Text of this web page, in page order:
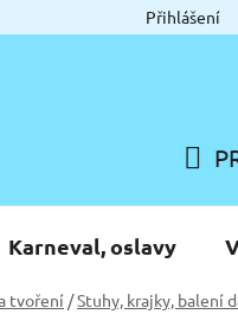
Přihlášení
Karneval, oslavy
tvoření /Stuhy, krajky, balení